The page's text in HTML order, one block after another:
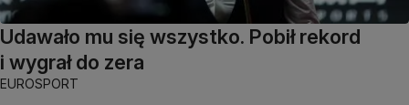
Udawało mu się wszystko. Pobił rekord
i wygrał do zera
EUROSPORT